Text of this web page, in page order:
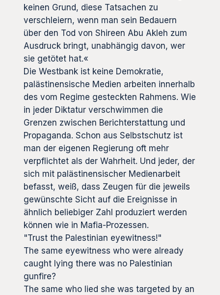
keinen Grund, diese Tatsachen zu
verschleiern, wenn man sein Bedauern
über den Tod von Shireen Abu Akleh zum
Ausdruck bringt, unabhängig davon, wer
sie getötet hat.«
Die Westbank ist keine Demokratie,
palästinensische Medien arbeiten innerhalb
des vom Regime gesteckten Rahmens. Wie
in jeder Diktatur verschwimmen die
Grenzen zwischen Berichterstattung und
Propaganda. Schon aus Selbstschutz ist
man der eigenen Regierung oft mehr
verpflichtet als der Wahrheit. Und jeder, der
sich mit palästinensischer Medienarbeit
befasst, weiß, dass Zeugen für die jeweils
gewünschte Sicht auf die Ereignisse in
ähnlich beliebiger Zahl produziert werden
können wie in Mafia-Prozessen.
"Trust the Palestinian eyewitness!"
The same eyewitness who were already
caught lying there was no Palestinian
gunfire?
The same who lied she was targeted by an